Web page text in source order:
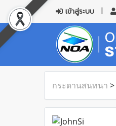
เข้าสู่ระบบ
กระดานสนทนา >